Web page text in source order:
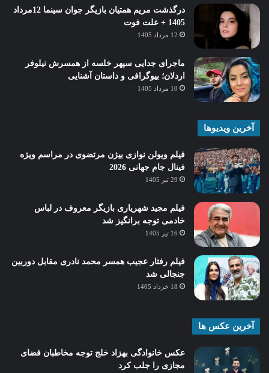
درگذشت مریم همتیان بازیگر جوان سینما 12مرداد
1405 + علت فوت
12 مرداد 1405
ماجرای جدایی سپهر خلسه از همسرش نیلوفر
اردلان؛ بیوگرافی و داستان آشنایی
10 مرداد 1405
آخرین ویدیوها
فیلم ویولن نوازی بیژن مرتضوی در مراسم ویژه
فینال جام جهانی 2026
29 تیر 1405
فیلم مجید شهریاری بازیگر معروف در لباس
خادمی توجه برانگیز شد
16 تیر 1405
فیلم رفتار عجیب همسر محمد نادری مقابل دوربین
جنجالی شد
18 خرداد 1405
آخرین عکس ها
عکس خانوادگی بهزاد خلج توجه مخاطبان فضای
مجازی را جلب کرد